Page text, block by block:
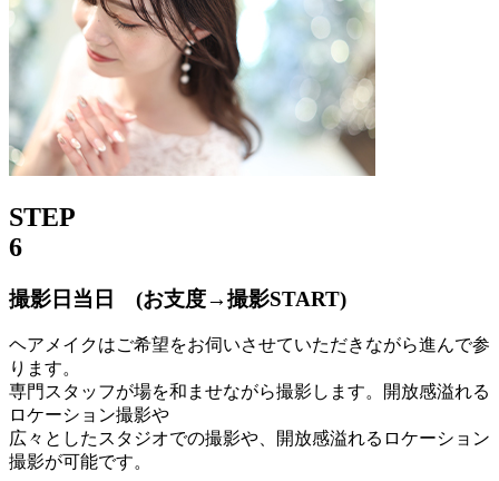
STEP
6
撮影日当日 (お支度→撮影START)
ヘアメイクはご希望をお伺いさせていただきながら進んで参
ります。
専門スタッフが場を和ませながら撮影します。開放感溢れる
ロケーション撮影や
広々としたスタジオでの撮影や、開放感溢れるロケーション
撮影が可能です。